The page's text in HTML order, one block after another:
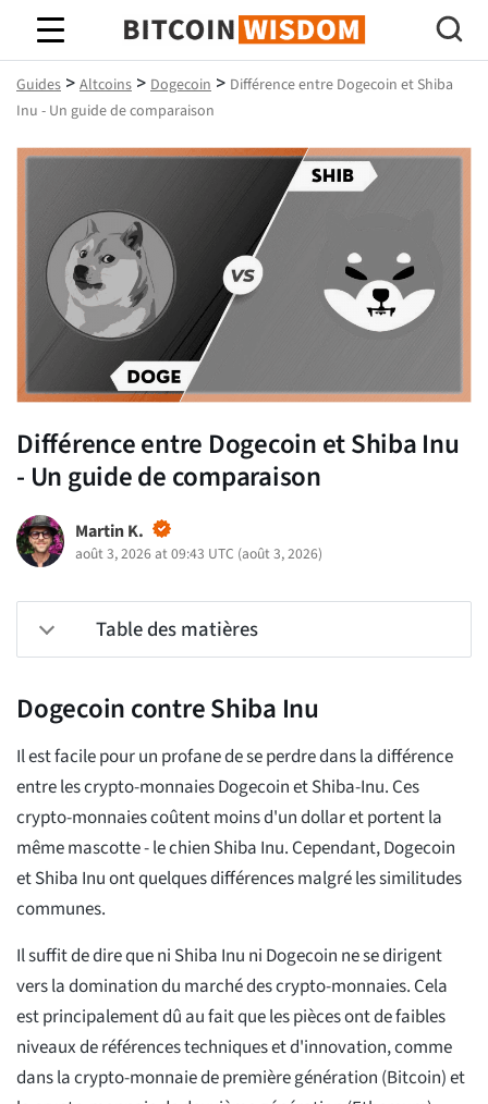
Bitcoin Sagesse
Guides > Altcoins > Dogecoin > Différence entre Dogecoin et Shiba
Inu - Un guide de comparaison
Différence entre Dogecoin et Shiba Inu
- Un guide de comparaison
Martin K.
août 3, 2026 at 09:43 UTC (août 3, 2026)
Table des matières
Dogecoin contre Shiba Inu
Il est facile pour un profane de se perdre dans la différence
entre les crypto-monnaies Dogecoin et Shiba-Inu. Ces
crypto-monnaies coûtent moins d'un dollar et portent la
même mascotte - le chien Shiba Inu. Cependant, Dogecoin
et Shiba Inu ont quelques différences malgré les similitudes
communes.
Il suffit de dire que ni Shiba Inu ni Dogecoin ne se dirigent
vers la domination du marché des crypto-monnaies. Cela
est principalement dû au fait que les pièces ont de faibles
niveaux de références techniques et d'innovation, comme
dans la crypto-monnaie de première génération (Bitcoin) et